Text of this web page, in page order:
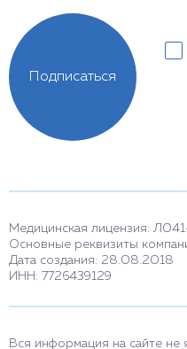
Подписаться
Медицинская лицензия:
Основные реквизиты
Дата создания: 28.08.2018
ИНН: 7726439129
Вся информация на сайте не